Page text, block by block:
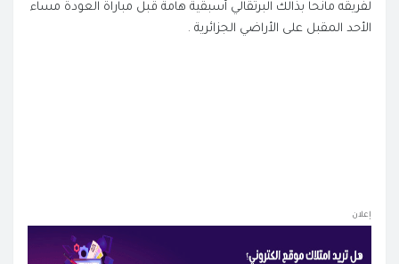
لفريقه مانحا بذالك البرتقالي أسبقية هامة قبل مباراة العودة مساء
الأحد المقبل على الأراضي الجزائرية .
إعلان